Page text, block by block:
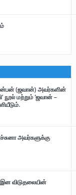
(ஜவான்) அவர்களின்
நூல் மற்றும் ‘ஜவான் –
அவர்களுக்கு
விடுதலையின்